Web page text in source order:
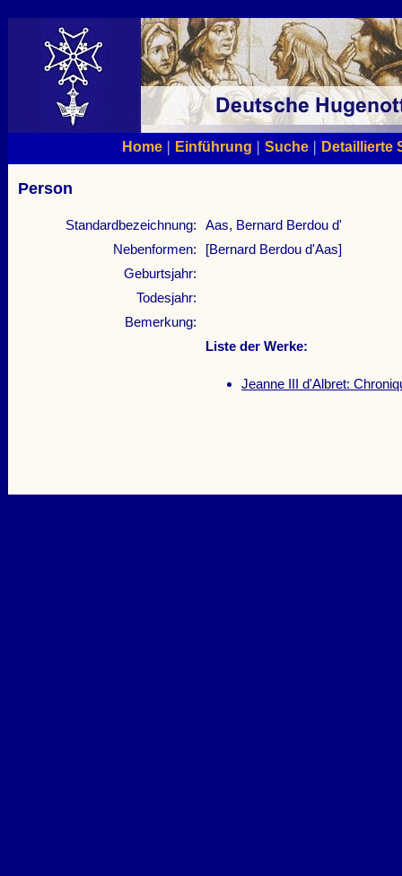
Home| Einführung | Suche| Detaillierte
Person
Standardbezeichnung:
Aas, Bernard Berdou d'
Nebenformen:
[Bernard Berdou d'Aas]
Geburtsjahr:
Todesjahr:
Bemerkung:
Liste der Werke:
Jeanne III d'Albret: